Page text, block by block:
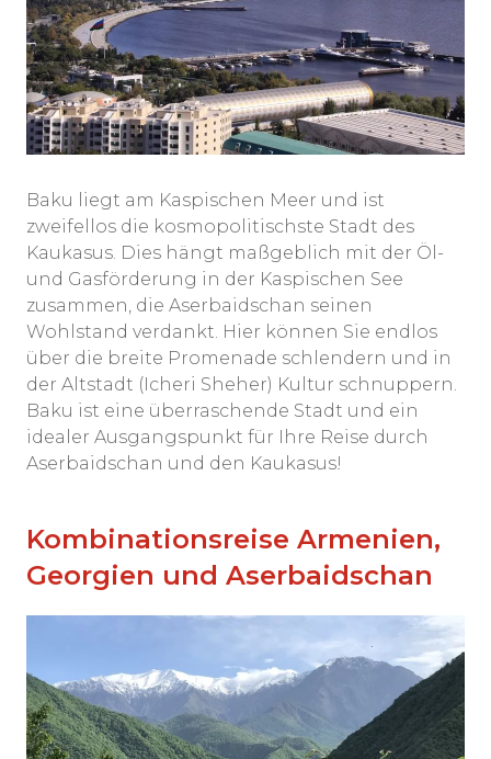
Baku liegt am Kaspischen Meer und ist
zweifellos die kosmopolitischste Stadt des
Kaukasus. Dies hängt maßgeblich mit der Öl-
und Gasförderung in der Kaspischen See
zusammen, die Aserbaidschan seinen
Wohlstand verdankt. Hier können Sie endlos
über die breite Promenade schlendern und in
der Altstadt (Icheri Sheher) Kultur schnuppern.
Baku ist eine überraschende Stadt und ein
idealer Ausgangspunkt für Ihre Reise durch
Aserbaidschan und den Kaukasus!
Kombinationsreise Armenien,
Georgien und Aserbaidschan